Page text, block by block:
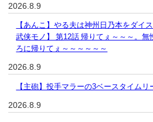
2026.8.9
【あんこ】やる夫は神州日乃本をダイ
武侠モノ】 第12話 帰りてぇ～～～。無
ろに帰りてぇ～～～～～～
2026.8.9
【主砲】投手マラーの3ベースタイム
2026.8.9